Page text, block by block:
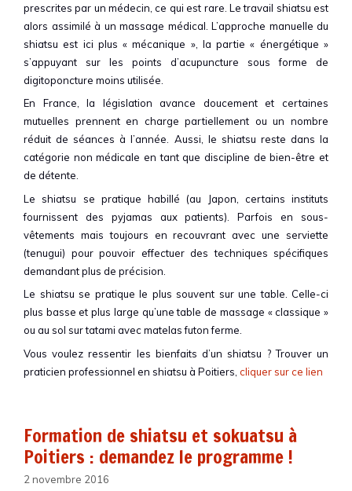
prescrites par un médecin, ce qui est rare. Le travail shiatsu est
alors assimilé à un massage médical. L’approche manuelle du
shiatsu est ici plus « mécanique », la partie « énergétique »
s’appuyant sur les points d’acupuncture sous forme de
digitoponcture moins utilisée.
En France, la législation avance doucement et certaines
mutuelles prennent en charge partiellement ou un nombre
réduit de séances à l’année. Aussi, le shiatsu reste dans la
catégorie non médicale en tant que discipline de bien-être et
de détente.
Le shiatsu se pratique habillé (au Japon, certains instituts
fournissent des pyjamas aux patients). Parfois en sous-
vêtements mais toujours en recouvrant avec une serviette
(tenugui) pour pouvoir effectuer des techniques spécifiques
demandant plus de précision.
Le shiatsu se pratique le plus souvent sur une table. Celle-ci
plus basse et plus large qu’une table de massage « classique »
ou au sol sur tatami avec matelas futon ferme.
Vous voulez ressentir les bienfaits d’un shiatsu ? Trouver un
praticien professionnel en shiatsu à Poitiers, cliquer sur ce lien
Formation de shiatsu et sokuatsu à
Poitiers : demandez le programme !
2 novembre 2016